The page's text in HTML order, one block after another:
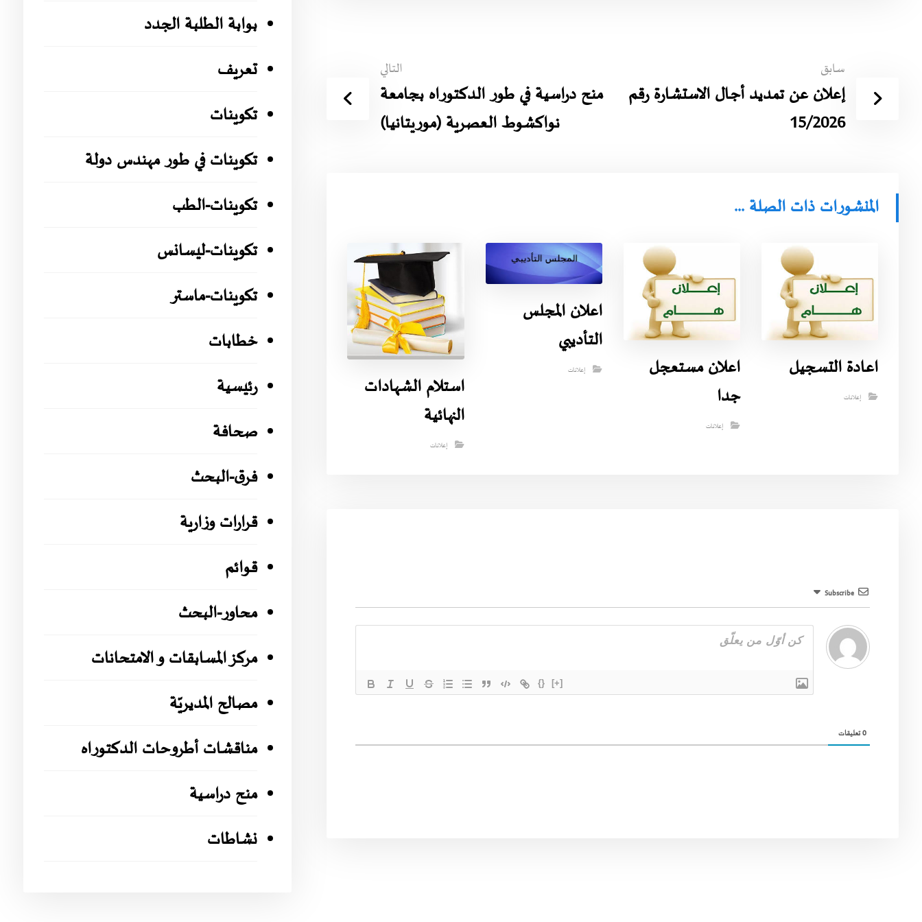
سابق
إعلان عن تمديد أجـال الاستشارة رقم
15/2026
التالي
منح دراسية في طور الدكتوراه بجامعة
نواكشوط العصرية (موريتانيا)
المنشورات ذات الصلة ...
اعادة التسجيل
إعلانات
اعلان مستعجل
جدا
إعلانات
اعلان المجلس
التأديبي
إعلانات
استلام الشهادات
النهائية
إعلانات
Subscribe
{} [+]
0تعليقات
بوابة الطلبة الجدد
تعريف
تكوينات
تكوينات في طور مهندس دولة
تكوينات-الطب
تكوينات-ليسانس
تكوينات-ماستر
خطابات
رئيسية
صحافة
فرق-البحث
قرارات وزارية
قوائم
محاور-البحث
مركز المسابقات و الامتحانات
مصالح المديريّة
مناقشات أطروحات الدكتوراه
منح دراسية
نشاطات